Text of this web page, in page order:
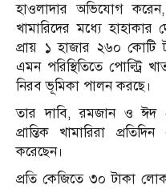
হাওলাদার অভিযোগ
খামারিদের মধ্যে
প্রায় ১ হাজার ২৬০ কোটি
এমন পরিস্থিতিতে পোল্ট্রি
নিরব ভূমিকা পালন করছে।
তার দাবি, রমজান ও ঈদ
প্রান্তিক খামারিরা
করেছেন।
প্রতি কেজিতে ৩০ টাকা